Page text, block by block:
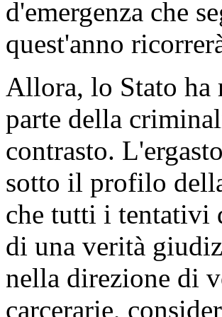
d'emergenza che
quest'anno
Allora, lo Stato ha
parte della
contrasto.
sotto il profilo
che tutti i tentativi
di una verità
nella direzione di
carcerarie,